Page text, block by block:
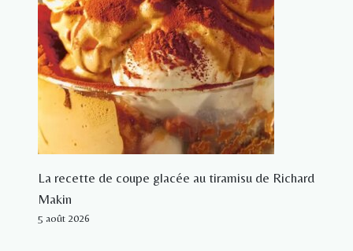
La recette de coupe glacée au tiramisu de Richard
Makin
5 août 2026